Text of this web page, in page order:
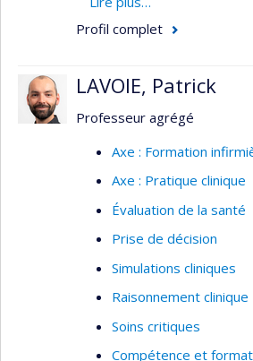
préconise une approche de
leurs proches, les
et les organismes
Profil complet
LAVOIE, Patrick
Professeur agrégé
Axe : Formation
Axe : Pratique clinique
Évaluation de la santé
Prise de décision
Simulations cliniques
Raisonnement clinique
Soins critiques
Compétence et